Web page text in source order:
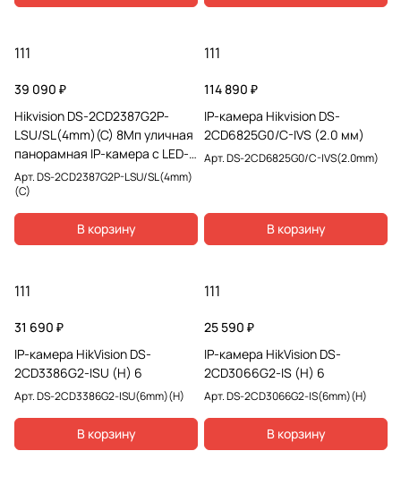
111
39 090 ₽
Hikvision DS-2CD2387G2P-
LSU/SL(4mm)(C) 8Мп уличная
панорамная IP-камера с LED-
подсветкой
Арт.DS-2CD2387G2P-LSU/SL(4mm)
(C)
В корзину
111
114 890 ₽
IP-камера Hikvision DS-
2CD6825G0/C-IVS (2.0 мм)
Арт.DS-2CD6825G0/C-IVS(2.0mm)
В корзину
111
31 690 ₽
IP-камера HikVision DS-
2CD3386G2-ISU (H) 6
Арт.DS-2CD3386G2-ISU(6mm)(H)
В корзину
111
25 590 ₽
IP-камера HikVision DS-
2CD3066G2-IS (H) 6
Арт.DS-2CD3066G2-IS(6mm)(H)
В корзину